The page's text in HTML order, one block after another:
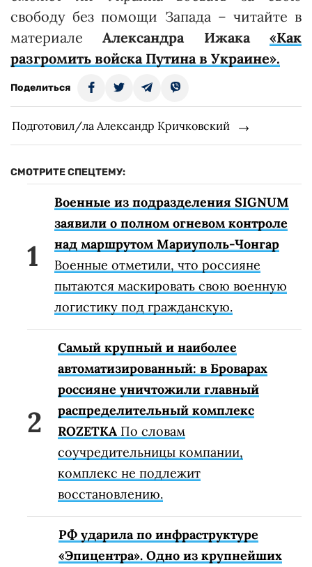
свободу без помощи Запада – читайте в
материалеАлександра Ижака
«Как
разгромить войска Путина в Украине».
Поделиться
Подготовил/ла Александр Кричковский
СМОТРИТЕ СПЕЦТЕМУ:
Военные из подразделения SIGNUM
заявили о полном огневом контроле
над маршрутом Мариуполь-Чонгар
Военные отметили, что россияне
пытаются маскировать свою военную
логистику под гражданскую.
Самый крупный и наиболее
автоматизированный: в Броварах
россияне уничтожили главный
распределительный комплекс
ROZETKA По словам
соучредительницы компании,
комплекс не подлежит
восстановлению.
РФ ударила по инфраструктуре
«Эпицентра». Одно из крупнейших